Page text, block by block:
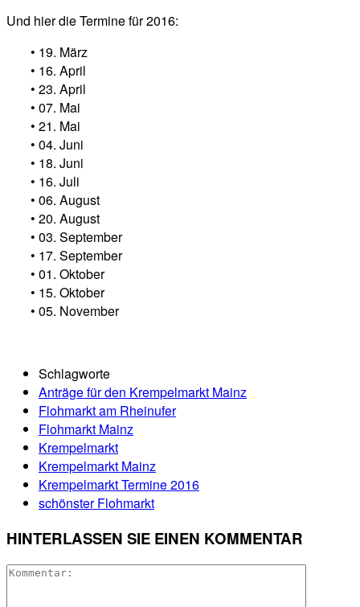
Und hier die Termine für 2016:
• 19. März
• 16. April
• 23. April
• 07. Mai
• 21. Mai
• 04. Juni
• 18. Juni
• 16. Juli
• 06. August
• 20. August
• 03. September
• 17. September
• 01. Oktober
• 15. Oktober
• 05. November
Schlagworte
Anträge für den Krempelmarkt Mainz
Flohmarkt am Rheinufer
Flohmarkt Mainz
Krempelmarkt
Krempelmarkt Mainz
Krempelmarkt Termine 2016
schönster Flohmarkt
HINTERLASSEN SIE EINEN KOMMENTAR